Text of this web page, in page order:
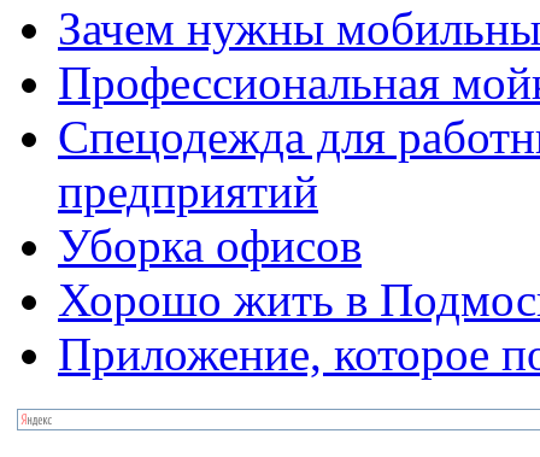
Зачем нужны
Профессиональная
Спецодежда для
предприятий
Уборка офисов
Хорошо жить в
Приложение, которое